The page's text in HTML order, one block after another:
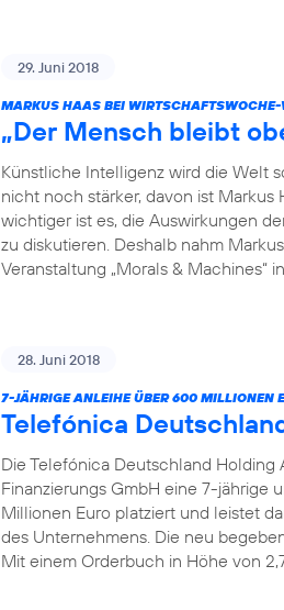
29. Juni 2018
MARKUS HAAS BEI
„Der Mensch bleibt
Künstliche Intelligenz wird die Welt
nicht noch stärker, davon ist Markus
wichtiger ist es, die Auswirkungen
zu diskutieren. Deshalb nahm
Veranstaltung „Morals & Machines“
28. Juni 2018
7-JÄHRIGE ANLEIHE ÜBER 600 MILLIONEN
Telefónica
Die Telefónica Deutschland Holding
Finanzierungs GmbH eine 7-jährige
Millionen Euro platziert und leistet
des Unternehmens. Die neu
Mit einem Orderbuch in Höhe von